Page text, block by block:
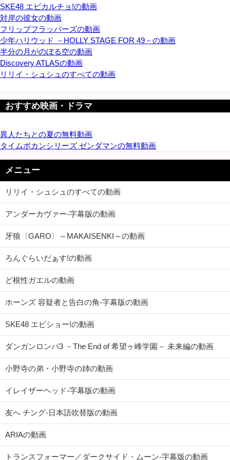
SKE48 エビカルチョ!の動画
対岸の彼女の動画
フリップフラッパーズの動画
少年ハリウッド －HOLLY STAGE FOR 49－の動画
半分の月がのぼる空の動画
Discovery ATLASの動画
リリイ・シュシュのすべての動画
おすすめ映画・ドラマ
異人たちとの夏の無料動画
タイムボカンシリーズ ゼンダマンの無料動画
メニュー
リリイ・シュシュのすべての動画
アンダーカヴァー-字幕版の動画
牙狼〈GARO〉～MAKAISENKI～の動画
ろんぐらいだぁす!の動画
ど根性ガエルの動画
ホーンズ 容疑者と告白の角-字幕版の動画
SKE48 エビショー!の動画
ダンガンロンパ3 －The End of 希望ヶ峰学園－ 未来編の動画
小野寺の弟・小野寺の姉の動画
イレイザーヘッド-字幕版の動画
友へ チング-日本語吹替版の動画
ARIAの動画
トランスフォーマー／ダークサイド・ムーン-字幕版の動画